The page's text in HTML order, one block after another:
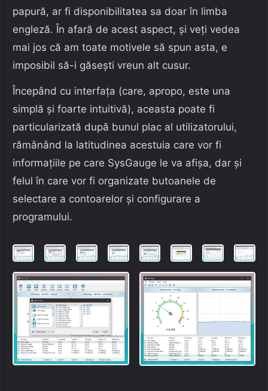
papură, ar fi disponibilitatea sa doar în limba
engleză. În afară de acest aspect, și veți vedea
mai jos că am toate motivele să spun asta, e
imposibil să-i găsești vreun alt cusur.
Începând cu interfața (care, apropo, este una
simplă și foarte intuitivă), aceasta poate fi
particularizată după bunul plac al utilizatorului,
rămânând la latitudinea acestuia care vor fi
informațiile pe care SysGauge le va afișa, dar și
felul în care vor fi organizate butoanele de
selectare a contoarelor și configurare a
programului.